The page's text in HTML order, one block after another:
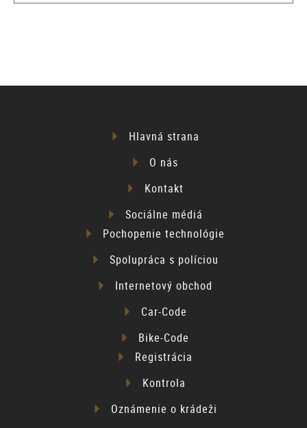
Hlavná strana
O nás
Kontakt
Sociálne médiá
Pochopenie technológie
Spolupráca s políciou
Internetový obchod
Car-Code
Bike-Code
Registrácia
Kontrola
Oznámenie o krádeži